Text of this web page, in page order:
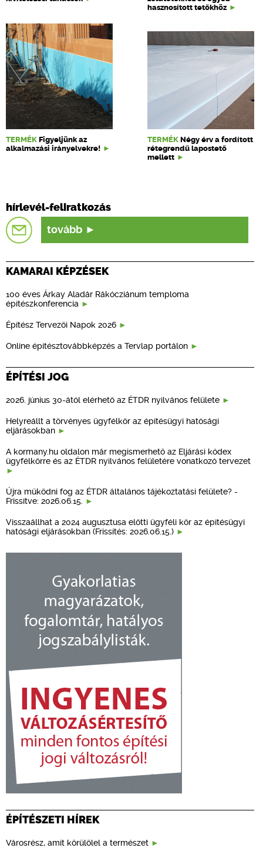
hasznosított tetőkhöz
TERMÉK Figyeljünk az
alkalmazási irányelvekre!
TERMÉK Négy érv a fordított
rétegrendű lapostető
mellett
hírlevél-feliratkozás
tovább
KAMARAI KÉPZÉSEK
100 éves Árkay Aladár Rákócziánum temploma
építészkonferencia
Építész Tervezői Napok 2026
Online építésztovábbképzés a Tervlap portálon
ÉPÍTÉSI JOG
2026. június 30-ától elérhető az ÉTDR nyilvános felülete
Helyreállt a törvényes ügyfélkör az építésügyi hatósági
eljárásokban
A kormany.hu oldalon már megismerhető az Eljárási kódex
ügyfélkörre és az ÉTDR nyilvános felületére vonatkozó tervezet
Újra működni fog az ÉTDR általános tájékoztatási felülete? -
Frissítve: 2026.06.15.
Visszaállhat a 2024 augusztusa előtti ügyféli kör az építésügyi
hatósági eljárásokban (Frissítés: 2026.06.15.)
ÉPÍTÉSZETI HÍREK
Városrész, amit körülölel a természet